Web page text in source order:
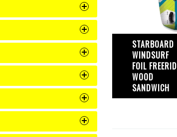
STARBOARD
WINDSURF
FOIL
WOOD
SANDWICH